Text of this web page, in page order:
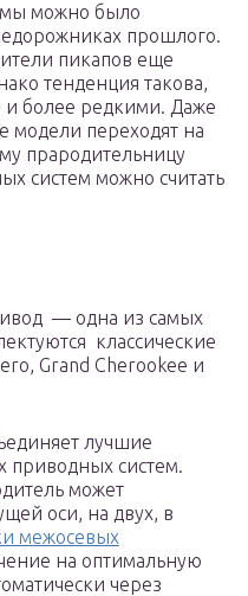
можно было
прошлого.
пикапов еще
тенденция такова,
и более редкими. Даже
модели переходят на
прародительницу
систем можно считать
— одна из самых
классические
Grand Cherookee и
лучшие
приводных систем.
может
оси, на двух, в
межосевых
на оптимальную
через